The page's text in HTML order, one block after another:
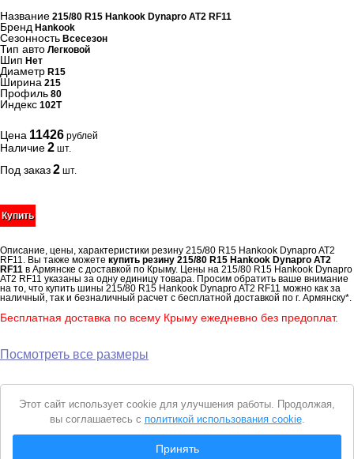
Название 215/80 R15 Hankook Dynapro AT2 RF11
Бренд Hankook
Сезонность Всесезон
Тип авто Легковой
Шип Нет
Диаметр R15
Ширина 215
Профиль 80
Индекс 102T
Цена 11426 рублей
Наличие2 шт.
Под заказ2 шт.
Купить
Описание, цены, характеристики резину 215/80 R15 Hankook Dynapro AT2
RF11. Вы также можете купить резину 215/80 R15 Hankook Dynapro AT2
RF11 в Армянске с доставкой по Крыму. Цены на 215/80 R15 Hankook Dynapro
AT2 RF11 указаны за одну единицу товара. Просим обратить ваше внимание
на то, что купить шины 215/80 R15 Hankook Dynapro AT2 RF11 можно как за
наличный, так и безналичный расчет с бесплатной доставкой по г. Армянску*.
Бесплатная доставка по всему Крыму ежедневно без предоплат.
Посмотреть все размеры
Вся представленная на сайте информация носит справочный характер и не
Уведомление
cookie
Этот сайт использует cookie для улучшения работы. Продолжая,
вы соглашаетесь с политикой использования cookie.
Принять